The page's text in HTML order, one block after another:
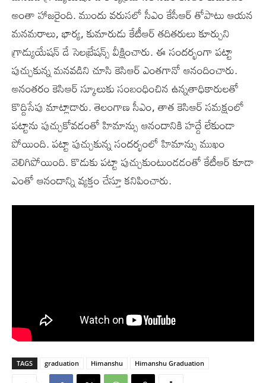
అంతా హాజరైంది. ముందు వరుసలో సీఎం కేసీఆర్ తోపాటు ఆయన
మనమరాలు, భార్య, కుమారుడు కేటీఆర్ తదితరులు కూర్చుని
గ్రాడ్యుయేషన్ డే సెలబ్రేషన్స్ వీక్షించారు. ఈ సందర్భంగా పట్టా
పుచ్చుకున్న మనవడిని చూసి కెసిఆర్ ఎంతగానో ఆనందించారు.
అనంతరం కెసిఆర్ స్కూలుకు సంబంధించిన ఉన్నతాధికారులతో
కొద్దిసేపు మాట్లాడారు. తెలంగాణ సీఎం, తాత కెసిఆర్ సమక్షంలో
పట్టాను పుచ్చుకోవడంతో హిమాన్సు ఆనందానికి హద్దే లేకుండా
పోయింది. పట్టా పుచ్చుకున్న సందర్భంలో హిమాన్సు ముఖం
వెలిగిపోయింది. కొడుకు పట్టా పుచ్చుకుంటుండడంతో కేటీఆర్ కూడా
ఎంతో ఆనందాన్ని వ్యక్తం చేస్తూ కనిపించారు.
TAGS graduation Himanshu Himanshu Graduation